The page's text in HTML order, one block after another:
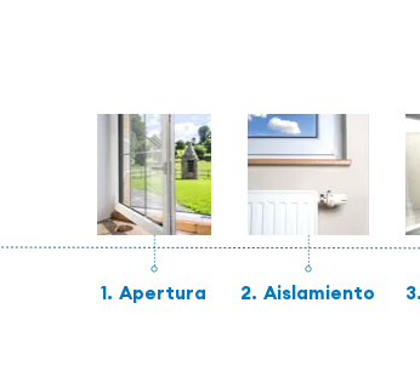
1. Apertura 2. Aislamiento 3.